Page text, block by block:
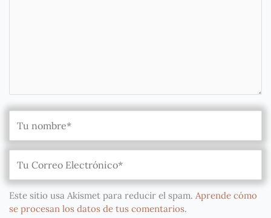
Este sitio usa Akismet para reducir el spam. Aprende cómo
se procesan los datos de tus comentarios.